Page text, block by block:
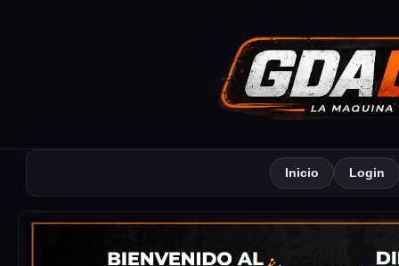
Inicio Login